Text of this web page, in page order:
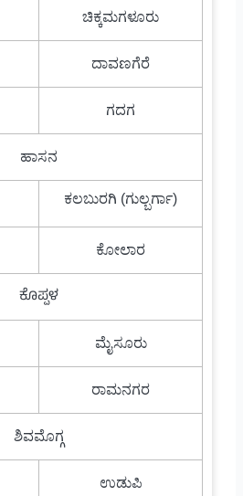
ಚಿಕ್ಕಮಗಳೂರು
ದಾವಣಗೆರೆ
ಗದಗ
ಹಾಸನ
ಕಲಬುರಗಿ (ಗುಲ್ಬರ್ಗಾ)
ಕೋಲಾರ
ಕೊಪ್ಪಳ
ಮೈಸೂರು
ರಾಮನಗರ
ಶಿವಮೊಗ್ಗ
ಉಡುಪಿ